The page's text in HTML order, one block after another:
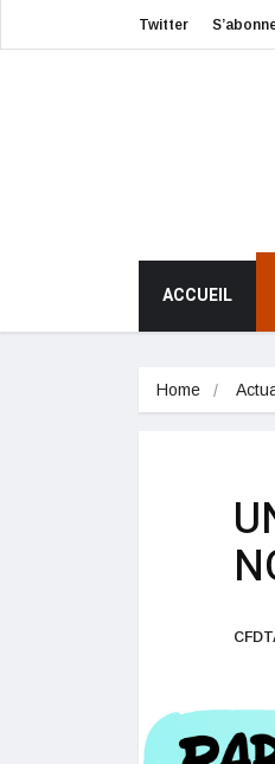
Twitter
ACCUEIL
Home